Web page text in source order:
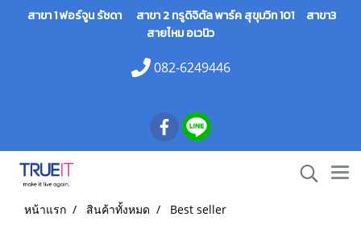
สาขา 1 ฟอร์จูน รัชดา สาขา 2 ทรูดิจิตัล พาร์ค สุขุมวิท 101 สาขา3
สายไหม อเวนิว
082-6249446
หน้าแรก สินค้าทั้งหมด Best seller